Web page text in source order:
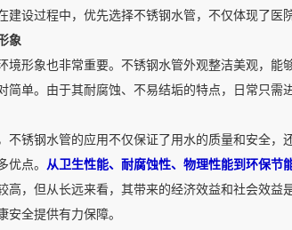
建设过程中，优先选择不锈钢水管，不仅体现了医
象
境形象也非常重要。不锈钢水管外观整洁美观，能
简单。由于其耐腐蚀、不易结垢的特点，日常只
不锈钢水管的应用不仅保证了用水的质量和安全，
优点。 从卫生性能、耐腐蚀性、物理性能到环保节
高，但从长远来看，其带来的经济效益和社会效
安全提供有力保障。